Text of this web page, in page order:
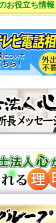
お役立ち情報